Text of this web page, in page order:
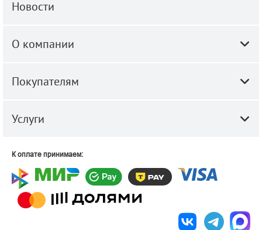
Новости
О компании
Покупателям
Услуги
К оплате принимаем: